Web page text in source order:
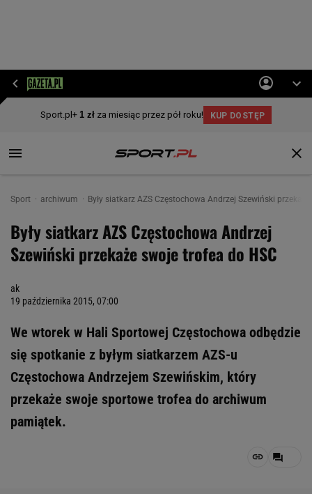
Sport archiwum Były siatkarz AZS Częstochowa Andrzej Szewiński
Były siatkarz AZS Częstochowa Andrzej
Szewiński przekaże swoje trofea do HSC
ak
19 października 2015, 07:00
We wtorek w Hali Sportowej Częstochowa odbędzie
się spotkanie z byłym siatkarzem AZS-u
Częstochowa Andrzejem Szewińskim, który
przekaże swoje sportowe trofea do archiwum
pamiątek.